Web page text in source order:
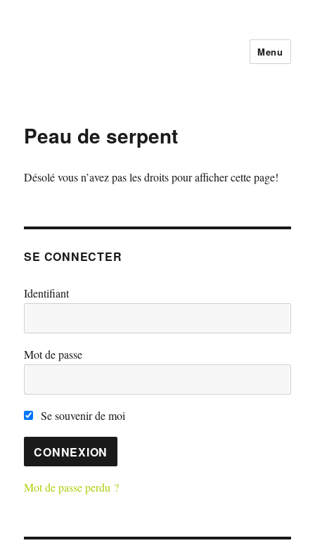
Menu
Peau de serpent
Désolé vous n’avez pas les droits pour afficher cette page!
SE CONNECTER
Identifiant
Mot de passe
Se souvenir de moi
Mot de passe perdu ?